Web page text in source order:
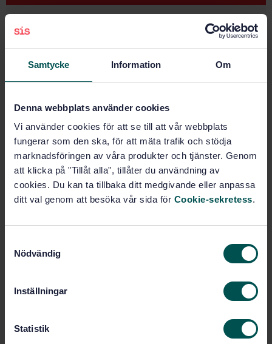
Samtycke Information Om
Denna webbplats använder cookies
Vi använder cookies för att se till att vår webbplats
fungerar som den ska, för att mäta trafik och stödja
marknadsföringen av våra produkter och tjänster. Genom
att klicka på "Tillåt alla", tillåter du användning av
cookies. Du kan ta tillbaka ditt medgivande eller anpassa
ditt val genom att besöka vår sida för Cookie-sekretess.
Nödvändig
Inställningar
Statistik
flytande naturgas (LNG), som påverkar beräkningen,
och materialval (ISO 16903:2015)
Prenumerera på standarden - Läs mer
Pris: 943 SEK
PDF
Lägg i varukorgen
Fler alternativ
Internationell titel:
Petroleum and natural
LNG, influencing the design, and
material selection (ISO 16903:2015)